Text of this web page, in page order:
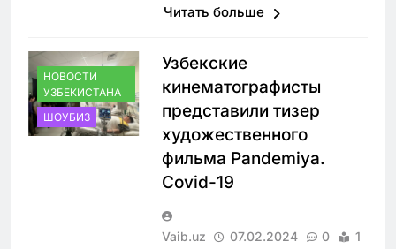
Читать больше
НОВОСТИ
УЗБЕКИСТАНА
ШОУБИЗ
Узбекские
кинематографисты
представили тизер
художественного
фильма Pandemiya.
Covid-19
Vaib.uz 07.02.2024 0
1